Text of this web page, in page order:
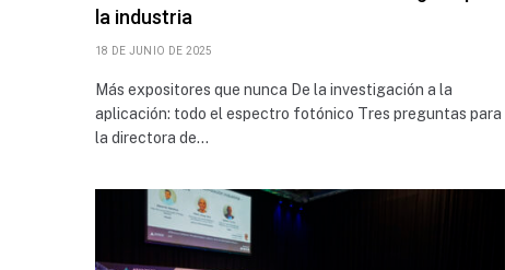
la industria
18 DE JUNIO DE 2025
Más expositores que nunca De la investigación a la
aplicación: todo el espectro fotónico Tres preguntas para
la directora de…